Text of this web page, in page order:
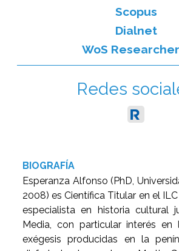
Scopus
Dialnet
WoS
Redes
BIOGRAFÍA
Esperanza Alfonso (PhD,
2008) es Científica Titular en el ILC
especialista en historia cultural
Media, con particular interés
exégesis producidas en la